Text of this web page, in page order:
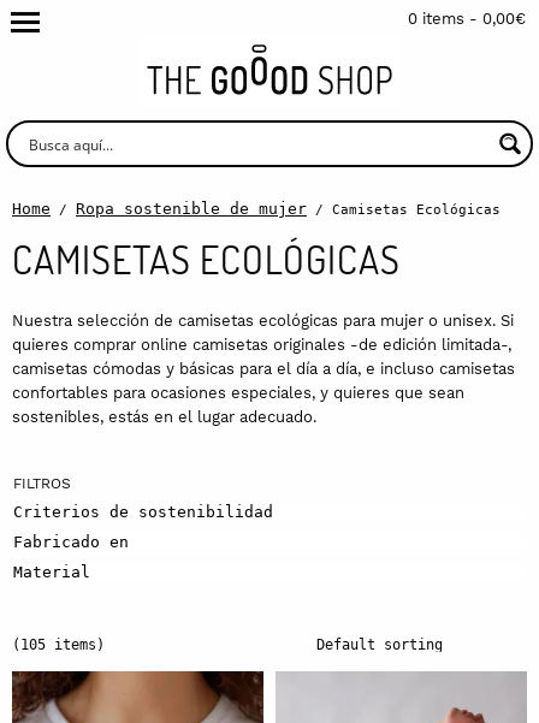
0 items - 0,00€
Home / Ropa sostenible de mujer / Camisetas Ecológicas
CAMISETAS ECOLÓGICAS
Nuestra selección de camisetas ecológicas para mujer o unisex. Si
quieres comprar online camisetas originales -de edición limitada-,
camisetas cómodas y básicas para el día a día, e incluso camisetas
confortables para ocasiones especiales, y quieres que sean
sostenibles, estás en el lugar adecuado.
Criterios de sostenibilidad
Fabricado en
Material
(105 items)